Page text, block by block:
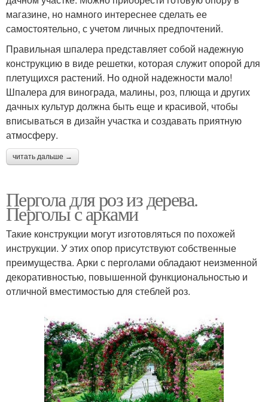
магазине, но намного интереснее сделать ее
самостоятельно, с учетом личных предпочтений.
Правильная шпалера представляет собой надежную
конструкцию в виде решетки, которая служит опорой для
плетущихся растений. Но одной надежности мало!
Шпалера для винограда, малины, роз, плюща и других
дачных культур должна быть еще и красивой, чтобы
вписываться в дизайн участка и создавать приятную
атмосферу.
читать дальше →
Пергола для роз из дерева.
Перголы с арками
Такие конструкции могут изготовляться по похожей
инструкции. У этих опор присутствуют собственные
преимущества. Арки с перголами обладают неизменной
декоративностью, повышенной функциональностью и
отличной вместимостью для стеблей роз.